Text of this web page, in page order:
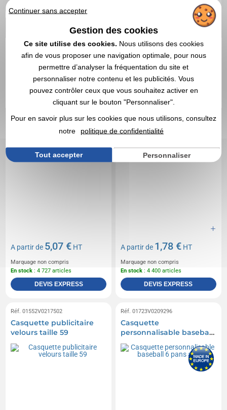
NOUVEAUTÉ
Casquette
personnalisable avec
oreilles pliables
A partir de 5,07 € HT
Marquage non compris
En stock : 4 727 articles
DEVIS EXPRESS
Réf. 01707V0193119
Casquette personnalisée
coton recyclé
A partir de 1,78 € HT
Marquage non compris
En stock : 4 400 articles
DEVIS EXPRESS
Réf. 01552V0217502
Casquette publicitaire
velours taille 59
Réf. 01723V0209296
Casquette
personnalisable baseball
6 pans adulte
Continuer sans accepter
Gestion des cookies
Ce site utilise des cookies. Nous utilisons des cookies
afin de vous proposer une navigation optimale, pour nous
permettre d’analyser la fréquentation du site et
personnaliser notre contenu et les publicités. Vous
pouvez contrôler ceux que vous souhaitez activer en
cliquant sur le bouton "Personnaliser".
Pour en savoir plus sur les cookies que nous utilisons, consultez
notre
politique de confidentialité
Tout accepter Personnaliser